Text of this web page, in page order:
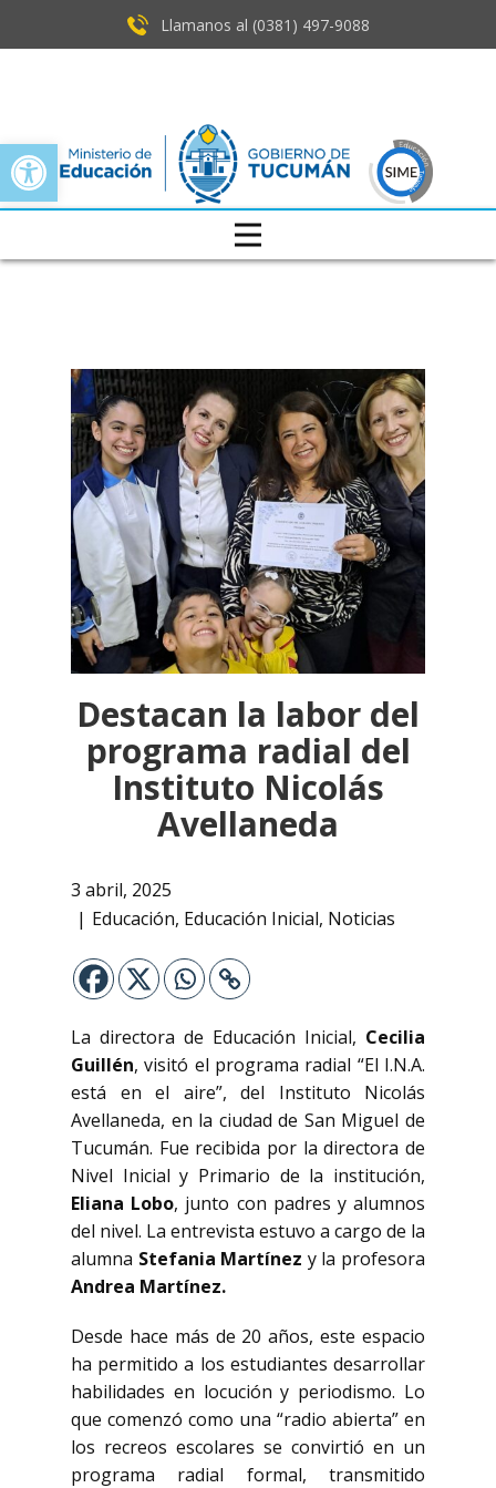
Open toolbar
Llamanos al (0381) ​497-9088
Destacan la labor del
programa radial del
Instituto Nicolás
Avellaneda
3 abril, 2025
Educación, Educación Inicial, Noticias
La directora de Educación Inicial, Cecilia
Guillén, visitó el programa radial “El I.N.A.
está en el aire”, del Instituto Nicolás
Avellaneda, en la ciudad de San Miguel de
Tucumán. Fue recibida por la directora de
Nivel Inicial y Primario de la institución,
Eliana Lobo, junto con padres y alumnos
del nivel. La entrevista estuvo a cargo de la
alumna Stefania Martínez y la profesora
Andrea Martínez.
Desde hace más de 20 años, este espacio
ha permitido a los estudiantes desarrollar
habilidades en locución y periodismo. Lo
que comenzó como una “radio abierta” en
los recreos escolares se convirtió en un
programa radial formal, transmitido